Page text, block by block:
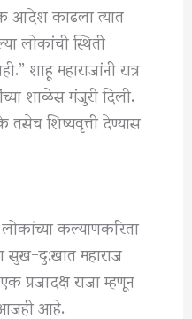
आदेश काढला त्यात
लोकांची स्थिती
शाहू महाराजांनी रात्र
शाळेस मंजुरी दिली.
शिष्यवृत्ती देण्यास
कल्याणकरिता
सुख-दु:खात महाराज
प्रजादक्ष राजा म्हणून
आजही आहे.